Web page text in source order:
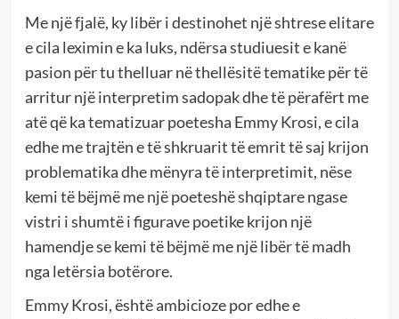
Me një fjalë, ky libër i destinohet një shtrese elitare
e cila leximin e ka luks, ndërsa studiuesit e kanë
pasion për tu thelluar në thellësitë tematike për të
arritur një interpretim sadopak dhe të përafërt me
atë që ka tematizuar poetesha Emmy Krosi, e cila
edhe me trajtën e të shkruarit të emrit të saj krijon
problematika dhe mënyra të interpretimit, nëse
kemi të bëjmë me një poeteshë shqiptare ngase
vistri i shumtë i figurave poetike krijon një
hamendje se kemi të bëjmë me një libër të madh
nga letërsia botërore.
Emmy Krosi, është ambicioze por edhe e